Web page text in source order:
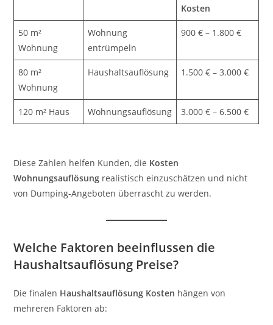
Kosten
50 m²
Wohnung
Wohnung
entrümpeln
900 € – 1.800 €
80 m²
Wohnung
Haushaltsauflösung 1.500 € – 3.000 €
120 m² Haus Wohnungsauflösung 3.000 € – 6.500 €
Diese Zahlen helfen Kunden, die Kosten
Wohnungsauflösung realistisch einzuschätzen und nicht
von Dumping-Angeboten überrascht zu werden.
Welche Faktoren beeinflussen die
Haushaltsauflösung Preise?
Die finalen Haushaltsauflösung Kosten hängen von
mehreren Faktoren ab: